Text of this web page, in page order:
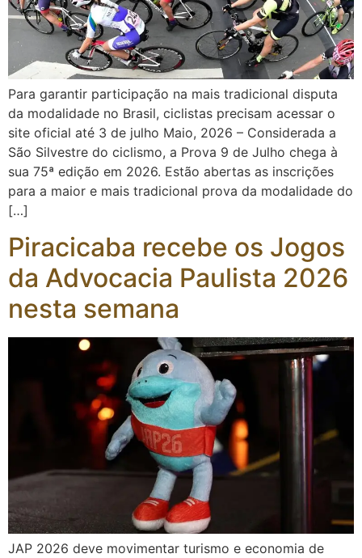
Para garantir participação na mais tradicional disputa
da modalidade no Brasil, ciclistas precisam acessar o
site oficial até 3 de julho Maio, 2026 – Considerada a
São Silvestre do ciclismo, a Prova 9 de Julho chega à
sua 75ª edição em 2026. Estão abertas as inscrições
para a maior e mais tradicional prova da modalidade do
[…]
Piracicaba recebe os Jogos
da Advocacia Paulista 2026
nesta semana
JAP 2026 deve movimentar turismo e economia de